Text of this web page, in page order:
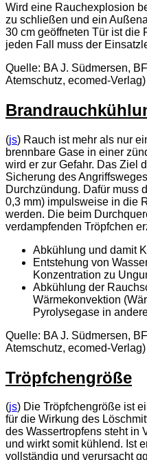
Wird eine Rauchexplosion
zu schließen und ein
30 cm geöffneten Tür ist die
jeden Fall muss der
Quelle: BA J. Südmersen,
Atemschutz, ecomed-Verlag)
(js) Rauch ist mehr als nur
brennbare Gase in einer
wird er zur Gefahr. Das Ziel
Sicherung des
Durchzündung. Dafür muss
0,3 mm) impulsweise in die
werden. Die beim
verdampfenden Tröpfchen
Abkühlung und damit
Entstehung von
Konzentration zu
Abkühlung der
Wärmekonvektion
Pyrolysegase in
Quelle: BA J. Südmersen,
Atemschutz, ecomed-Verlag)
Tröpfchengröße
(js) Die Tröpfchengröße ist
für die Wirkung des
des Wassertropfens steht in
und wirkt somit kühlend. Ist
vollständig und verursacht